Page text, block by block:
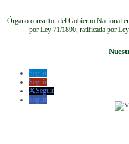
Órgano consultor del Gobierno Nacional
por Ley 71/1890, ratificada por
Seguir
Seguir
Seguir
Seguir